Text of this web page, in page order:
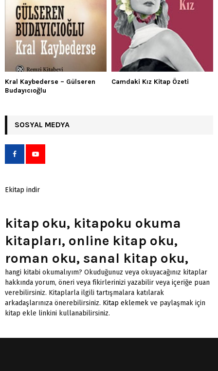
Kral Kaybederse – Gülseren
Budayıcıoğlu
Camdaki Kız Kitap Özeti
SOSYAL MEDYA
Ekitap indir
kitap oku, kitapoku okuma
kitapları, online kitap oku,
roman oku, sanal kitap oku,
hangi kitabi okumalıyım? Okuduğunuz veya okuyacağınız kitaplar
hakkında yorum, öneri veya fikirlerinizi yazabilir veya içeriğe puan
verebilirsiniz. Kitaplarla ilgili tartışmalara katılarak
arkadaşlarınıza önerebilirsiniz. Kitap eklemek ve paylaşmak için
kitap ekle linkini kullanabilirsiniz.